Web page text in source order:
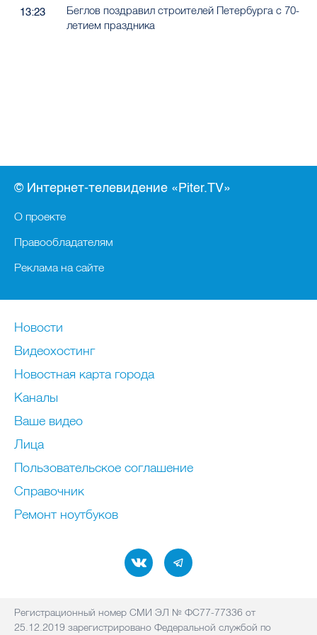
13:23
Беглов поздравил строителей Петербурга с 70-
летием праздника
© Интернет-телевидение «Piter.TV»
О проекте
Правообладателям
Реклама на сайте
Новости
Видеохостинг
Новостная карта города
Каналы
Ваше видео
Лица
Пользовательское соглашение
Справочник
Ремонт нoутбуков
Регистрационный номер СМИ ЭЛ № ФС77-77336 от
25.12.2019 зарегистрировано Федеральной службой по